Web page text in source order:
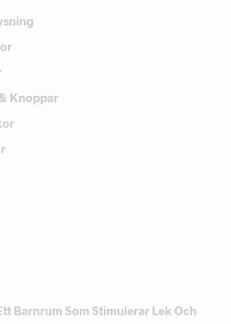
Knoppar
Barnrum Som Stimulerar Lek Och